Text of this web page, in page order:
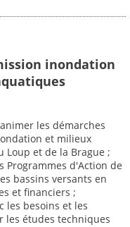
inondation
les démarches
et milieux
Loup et de la Brague ;
d'Action de
bassins versants en
et financiers ;
les besoins et les
études techniques